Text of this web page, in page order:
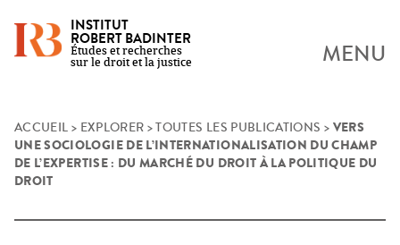
Skip
content
INSTITUT
ROBERT BADINTER
Études et recherches
sur le droit et la justice
MENU
ACCUEIL > EXPLORER >TOUTES LES PUBLICATIONS > VERS
UNE SOCIOLOGIE DE L’INTERNATIONALISATION DU CHAMP
DE L’EXPERTISE : DU MARCHÉ DU DROIT À LA POLITIQUE DU
DROIT